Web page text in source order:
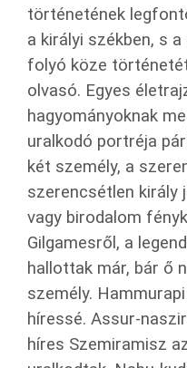
történetének
a királyi székben, s
folyó köze
olvasó. Egyes
hagyományoknak
uralkodó portréja
két személy, a
szerencsétlen király
vagy birodalom
Gilgamesről, a
hallottak már, bár ő
személy.
híressé. Assur-
híres Szemiramisz